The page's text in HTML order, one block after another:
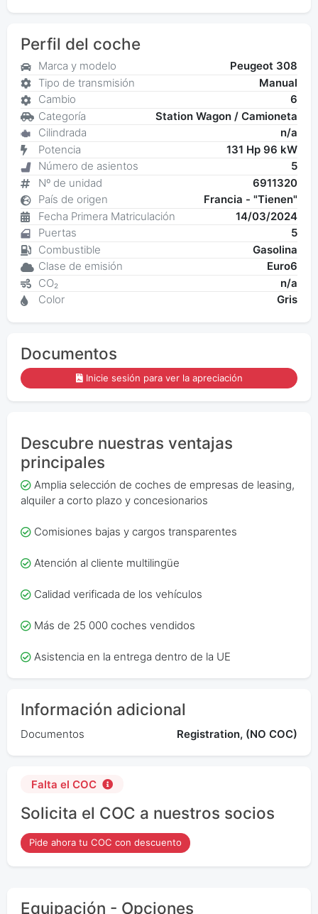
Perfil del coche
Marca y modelo
Peugeot 308
Tipo de transmisión
Manual
Cambio
6
Categoría
Station Wagon / Camioneta
Cilindrada
n/a
Potencia
131 Hp 96 kW
Número de asientos
5
Nº de unidad
6911320
País de origen
Francia - "Tienen"
Fecha Primera Matriculación
14/03/2024
Puertas
5
Combustible
Gasolina
Clase de emisión
Euro6
CO₂
n/a
Color
Gris
Documentos
Inicie sesión para ver la apreciación
Descubre nuestras ventajas
principales
Amplia selección de coches de empresas de leasing,
alquiler a corto plazo y concesionarios
Comisiones bajas y cargos transparentes
Atención al cliente multilingüe
Calidad verificada de los vehículos
Más de 25 000 coches vendidos
Asistencia en la entrega dentro de la UE
Información adicional
Documentos Registration, (NO COC)
Falta el COC
Solicita el COC a nuestros socios
Pide ahora tu COC con descuento
Equipación - Opciones